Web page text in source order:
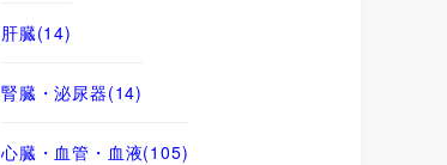
肝臓(14)
腎臓・泌尿器(14)
心臓・血管・血液(105)